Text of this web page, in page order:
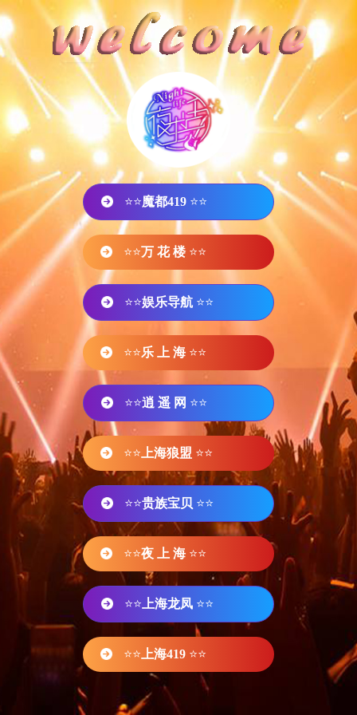
⭐⭐魔都419 ⭐⭐
⭐⭐万 花 楼 ⭐⭐
⭐⭐娱乐导航 ⭐⭐
⭐⭐乐 上 海 ⭐⭐
⭐⭐逍 遥 网 ⭐⭐
⭐⭐ 上海狼盟 ⭐⭐
⭐⭐贵族宝贝 ⭐⭐
⭐⭐夜 上 海 ⭐⭐
⭐⭐ 上海龙凤 ⭐⭐
⭐⭐ 上海419 ⭐⭐